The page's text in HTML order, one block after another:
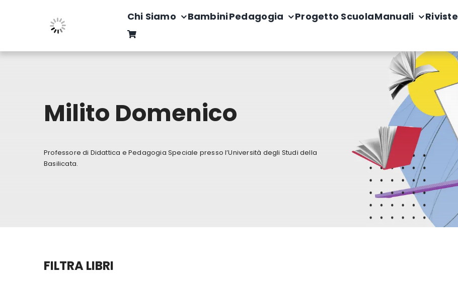
Chi Siamo BambiniPedagogia Progetto ScuolaManuali Riviste
Milito Domenico
Professore di Didattica e Pedagogia Speciale presso l’Università degli Studi della
Basilicata.
FILTRA LIBRI